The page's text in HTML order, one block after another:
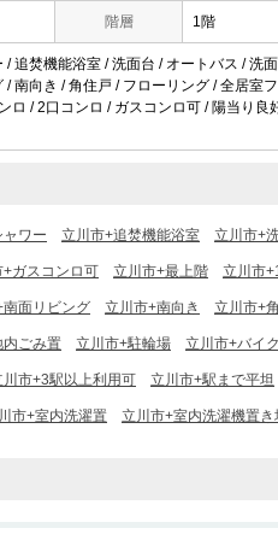
階層 1階
追焚機能浴室 / 洗面台 / オートバス / 洗
南向き / 角住戸 / フローリング / 全居室
ロ / 2口コンロ / ガスコンロ可 / 陽当り
ワー 立川市+追焚機能浴室 立川市+
+ガスコンロ可 立川市+最上階 立川市
南面リビング 立川市+南向き 立川市+
内ごみ置 立川市+駐輪場 立川市+バイ
川市+3駅以上利用可 立川市+駅まで平坦
市+室内洗濯置 立川市+室内洗濯機置き